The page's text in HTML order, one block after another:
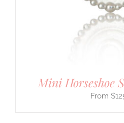
Mini Horseshoe
$